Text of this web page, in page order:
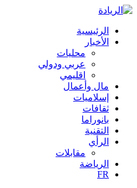
الرئيسية
الأخبار
محليات
عربي ودولي
اقليمي
مال وأعمال
إسلاميات
ثقافات
بانوراما
التقنية
الرأي
مقابلات
الرياضة
FR